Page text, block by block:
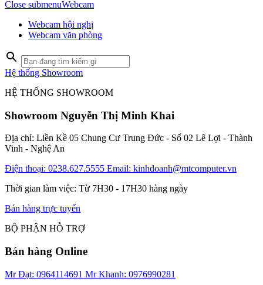
Close submenuWebcam
Webcam hội nghị
Webcam văn phòng
Hệ thống Showroom
HỆ THỐNG SHOWROOM
Showroom Nguyễn Thị Minh Khai
Địa chỉ: Liền Kề 05 Chung Cư Trung Đức - Số 02 Lê Lợi - Thành
Vinh - Nghệ An
Điện thoại: 0238.627.5555 Email: kinhdoanh@mtcomputer.vn
Thời gian làm việc: Từ 7H30 - 17H30 hàng ngày
Bán hàng trực tuyến
BỘ PHẬN HỖ TRỢ
Bán hàng Online
Mr Đạt: 0964114691 Mr Khanh: 0976990281